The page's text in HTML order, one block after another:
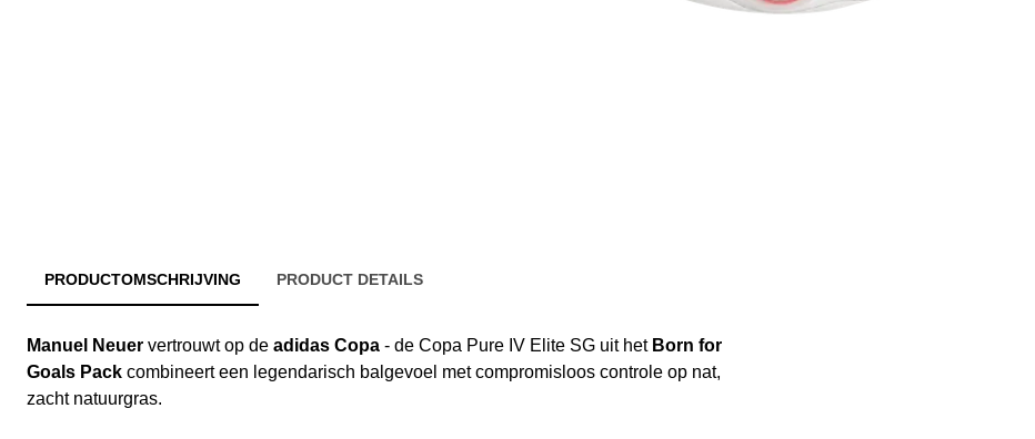
PRODUCTOMSCHRIJVING PRODUCT DETAILS
Manuel Neuer vertrouwt op de adidas Copa - de Copa Pure IV Elite SG uit het Born for
Goals Pack combineert een legendarisch balgevoel met compromisloos controle op nat,
zacht natuurgras.